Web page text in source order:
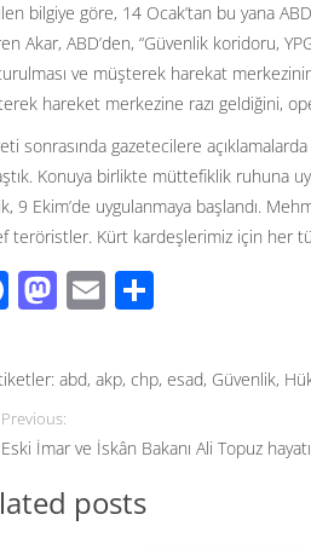
bilgiye göre, 14 Ocak’tan bu yana
Akar, ABD’den, “Güvenlik koridoru,
ve müşterek harekat
hareket merkezine razı geldiğini,
sonrasında gazetecilere
Konuya birlikte müttefiklik ruhuna
9 Ekim’de uygulanmaya başlandı.
teröristler. Kürt kardeşlerimiz için her
F
e
b
o
o
k
M
to
d
o
n
E
ail ar
abd, akp, chp, esad, Güvenlik,
Previous:
Eski İmar ve İskân Bakanı Ali Topuz
posts